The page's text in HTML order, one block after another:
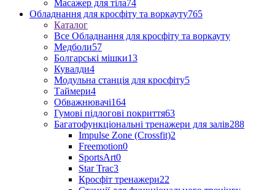
Масажер для тіла74
Обладнання для кросфіту та воркауту765
Каталог
Все Обладнання для кросфіту та воркауту
Медболи57
Болгарські мішки13
Кувалди4
Модульна станція для кросфіту5
Таймери4
Обважнювачі164
Гумові підлогові покриття63
Багатофункціональні тренажери для залів288
Impulse Zone (Crossfit)2
Freemotion0
SportsArt0
Star Trac3
Кросфіт тренажери22